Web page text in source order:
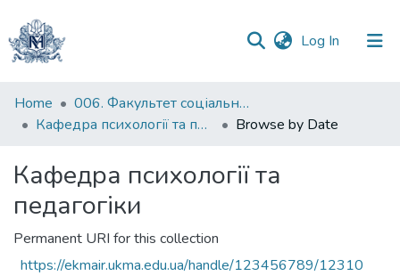
Log In (current)
Communities
&
All of DSpace
Home
006. Факультет соціальних наук і соціальних технологій
Кафедра психології та педагогіки
Browse by Date
Кафедра психології та
педагогіки
Permanent URI for this collection
https://ekmair.ukma.edu.ua/handle/123456789/12310